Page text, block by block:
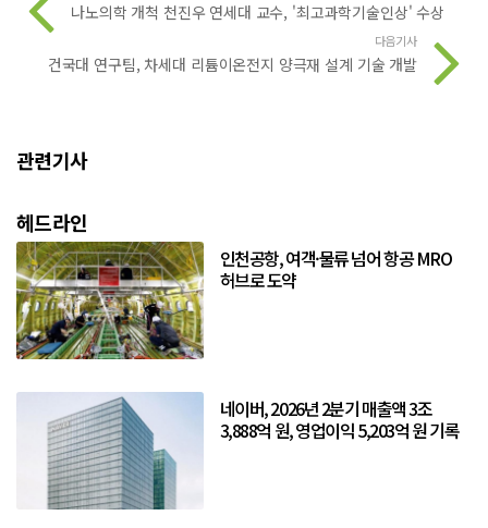
나노의학 개척 천진우 연세대 교수, '최고과학기술인상' 수상
다음기사
건국대 연구팀, 차세대 리튬이온전지 양극재 설계 기술 개발
관련기사
헤드라인
인천공항, 여객·물류 넘어 항공 MRO
허브로 도약
네이버, 2026년 2분기 매출액 3조
3,888억 원, 영업이익 5,203억 원 기록